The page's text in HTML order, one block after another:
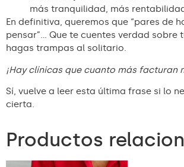
más tranquilidad, más
En definitiva, queremos que “pares de
pensar”… Que te cuentes verdad sobre
hagas trampas al solitario.
¡Hay clínicas que cuanto más facturan
Sí, vuelve a leer esta última frase si lo
cierta.
Productos